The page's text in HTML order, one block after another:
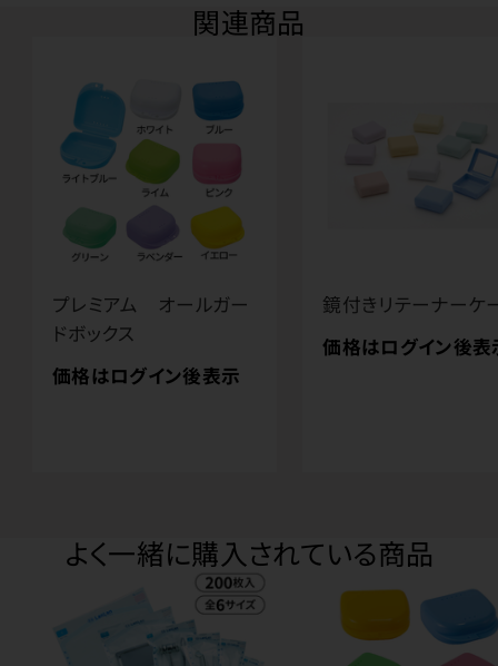
関連商品
プレミアム オールガー
ドボックス
価格はログイン後表示
鏡付きリテーナーケ
価格はログイン後表
よく一緒に購入されている商品